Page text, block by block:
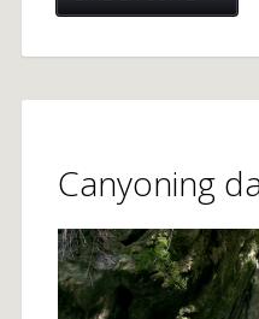
Canyoning